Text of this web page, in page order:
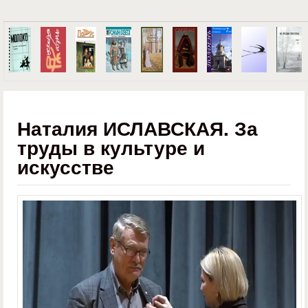
Наталия ИСЛАВСКАЯ. За
труды в культуре и
искусстве